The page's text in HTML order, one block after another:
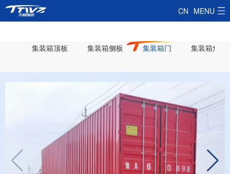
集装箱顶板
集装箱角柱
天同影像
服务市场
走进天同
CN MENU
集装箱顶板 集装箱侧板 集装箱门 集装箱角柱